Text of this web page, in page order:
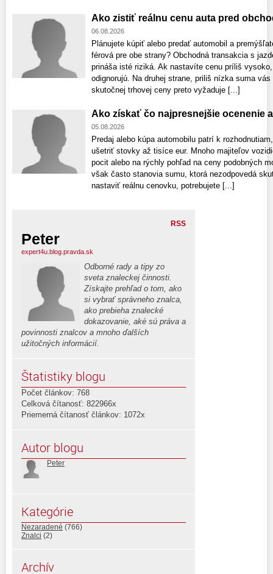
Ako zistiť reálnu cenu auta pred
06.08.2026
Plánujete kúpiť alebo predať automobil a
férová pre obe strany? Obchodná transakcia s
prináša isté riziká. Ak nastavíte cenu príliš
odignorujú. Na druhej strane, priliš nízka suma
skutočnej trhovej ceny preto vyžaduje [...]
Ako získať čo najpresnejšie ocenenie
05.08.2026
Predaj alebo kúpa automobilu patrí k
ušetriť stovky až tisíce eur. Mnoho majiteľov
pocit alebo na rýchly pohľad na ceny podobných
však často stanovia sumu, ktorá nezodpovedá
nastaviť reálnu cenovku, potrebujete [...]
RSS
Peter
expert4u.blog.pravda.sk
Odborné rady a tipy zo
sveta znaleckej činnosti.
Získajte prehľad o tom, ako
si vybrať správneho znalca,
ako prebieha znalecké
dokazovanie, aké sú práva a
povinnosti znalcov a mnoho ďalších
užitočných informácií.
Štatistiky blogu
Počet článkov: 768
Celková čítanosť: 822966x
Priemerná čítanosť článkov: 1072x
Autor blogu
Peter
Kategórie
Nezaradené (766)
Znalci (2)
Archív